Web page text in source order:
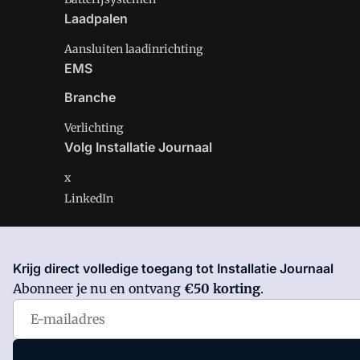
Laadpalen
Aansluiten laadinrichting
EMS
Branche
Verlichting
Volg Installatie Journaal
x
LinkedIn
Installatie Journaal is onderdeel van VMN media. Lees in
VoorwaardenenPrivacy en Cookie beleid
Krijg direct volledige toegang tot Installatie Journaal
Abonneer je nu en ontvang €50 korting.